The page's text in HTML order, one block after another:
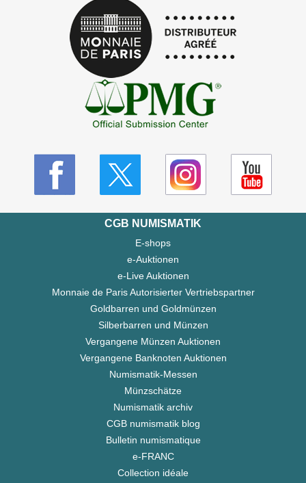
CGB NUMISMATIK
E-shops
e-Auktionen
e-Live Auktionen
Monnaie de Paris Autorisierter Vertriebspartner
Goldbarren und Goldmünzen
Silberbarren und Münzen
Vergangene Münzen Auktionen
Vergangene Banknoten Auktionen
Numismatik-Messen
Münzschätze
Numismatik archiv
CGB numismatik blog
Bulletin numismatique
e-FRANC
Collection idéale